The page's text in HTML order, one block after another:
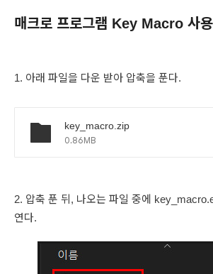
매크로 프로그램 Key Macro 사용
1. 아래 파일을 다운 받아 압축을 푼다.
key_macro.zip
0.86MB
2. 압축 푼 뒤, 나오는 파일 중에
연다.